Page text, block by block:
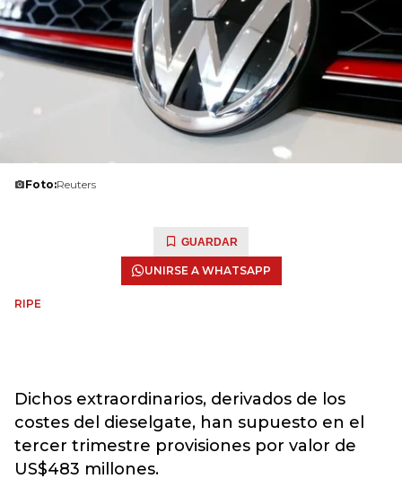
Foto:Reuters
GUARDAR
UNIRSE A WHATSAPP
RIPE
Dichos extraordinarios, derivados de los
costes del dieselgate, han supuesto en el
tercer trimestre provisiones por valor de
US$483 millones.